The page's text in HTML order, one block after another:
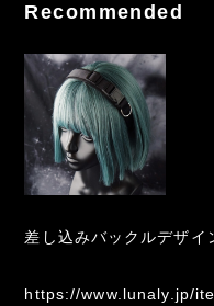
Recommended
差し込みバックルデザイ
https://www.lunaly.jp/